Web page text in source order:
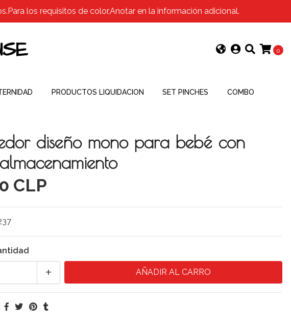
los requisitos de color,Anotar en la información adicional.
0
PRODUCTOS LIQUIDACION SET PINCHES COMBO
diseño mono para bebé con
CLP
+